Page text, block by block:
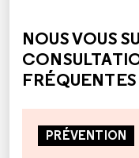
NOUS VOUS
PRÉVENTION